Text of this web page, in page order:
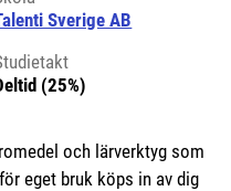
Sverige AB
(25%)
och lärverktyg som
eget bruk köps in av dig